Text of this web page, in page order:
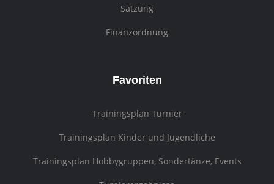
Satzung
Finanzordnung
Favoriten
Trainingsplan Turnier
Trainingsplan Kinder und Jugendliche
Trainingsplan Hobbygruppen, Sondertänze, Events